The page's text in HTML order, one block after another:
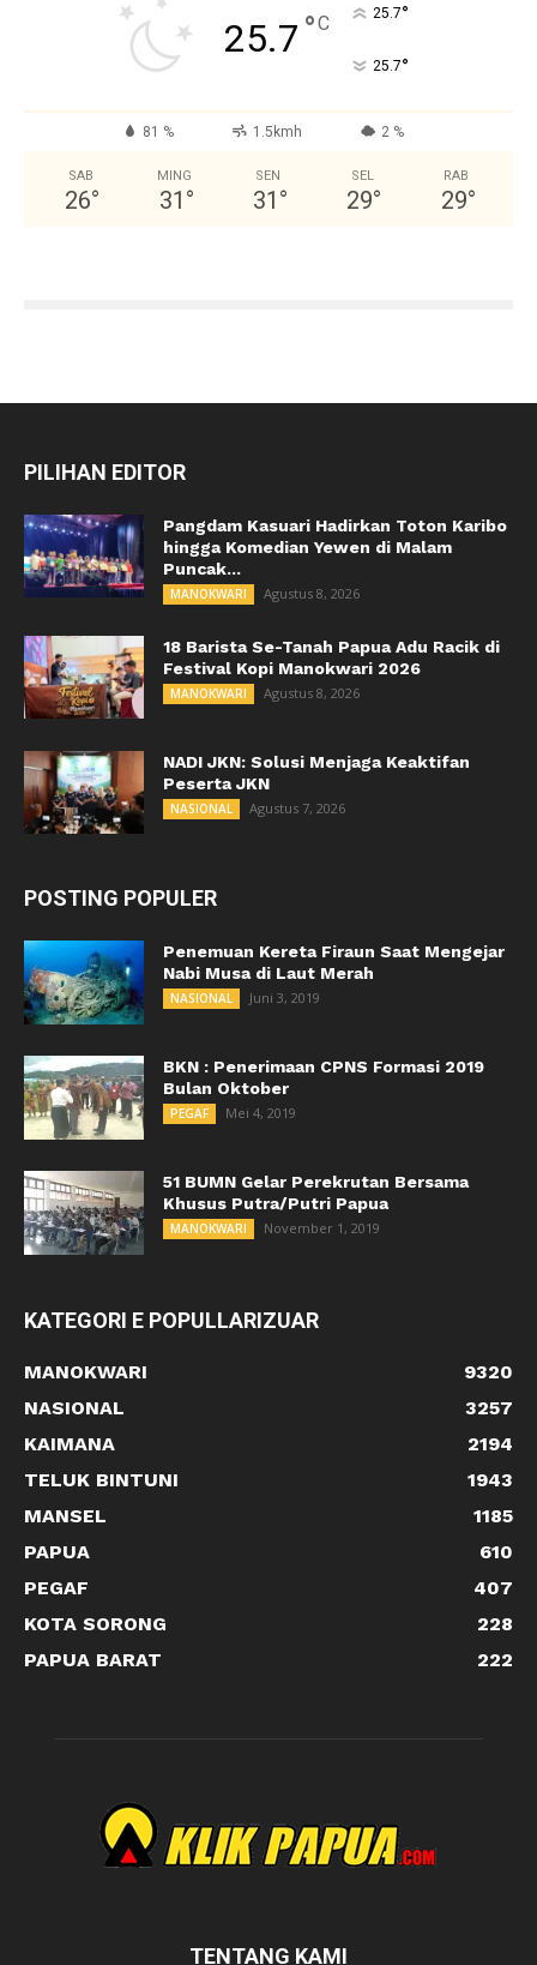
25.7 °C 25.7°
25.7°
81 % 1.5kmh 2 %
SAB
26°
MING
31 °
SEN
31 °
SEL
29°
RAB
29°
PILIHAN EDITOR
Pangdam Kasuari Hadirkan Toton Karibo
hingga Komedian Yewen di Malam
Puncak...
MANOKWARI Agustus 8, 2026
18 Barista Se-Tanah Papua Adu Racik di
Festival Kopi Manokwari 2026
MANOKWARI Agustus 8, 2026
NADI JKN: Solusi Menjaga Keaktifan
Peserta JKN
NASIONAL Agustus 7, 2026
POSTING POPULER
Penemuan Kereta Firaun Saat Mengejar
Nabi Musa di Laut Merah
NASIONAL Juni 3, 2019
BKN : Penerimaan CPNS Formasi 2019
Bulan Oktober
PEGAF Mei 4, 2019
51 BUMN Gelar Perekrutan Bersama
Khusus Putra/Putri Papua
MANOKWARI November 1, 2019
KATEGORI E POPULLARIZUAR
MANOKWARI
9320
NASIONAL
3257
KAIMANA
2194
TELUK BINTUNI
1943
MANSEL
1185
PAPUA
610
PEGAF
407
KOTA SORONG
228
PAPUA BARAT
222
TENTANG KAMI